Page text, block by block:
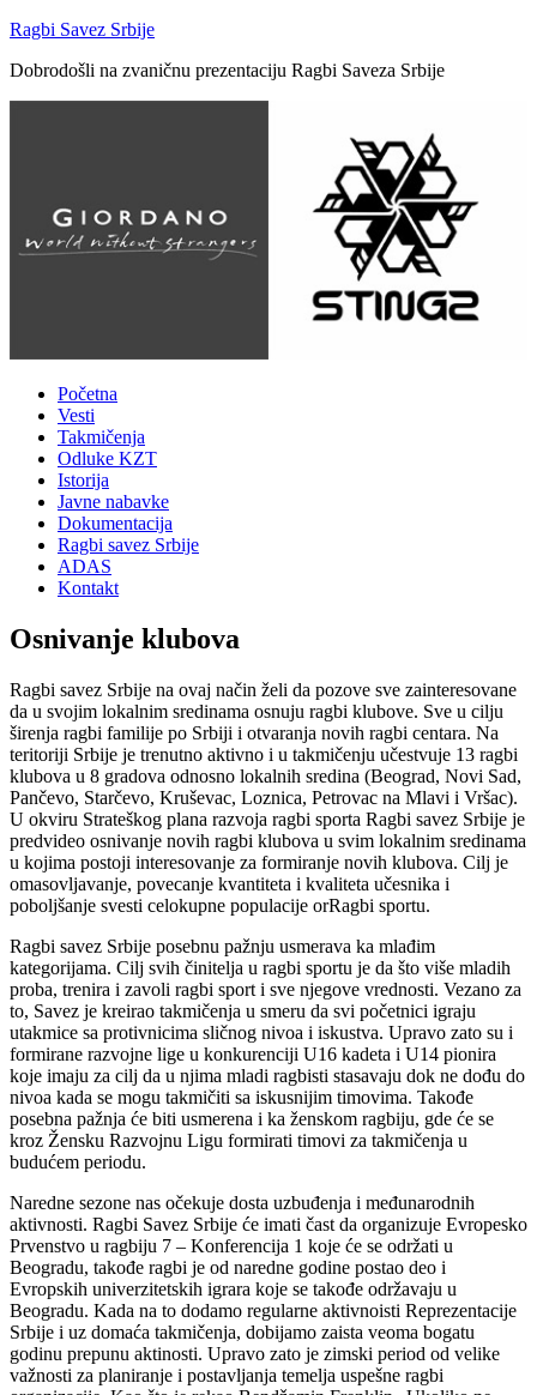
Ragbi Savez Srbije
Dobrodošli na zvaničnu prezentaciju Ragbi Saveza Srbije
Početna
Vesti
Takmičenja
Odluke KZT
Istorija
Javne nabavke
Dokumentacija
Ragbi savez Srbije
ADAS
Kontakt
Osnivanje klubova
Ragbi savez Srbije na ovaj način želi da pozove sve zainteresovane
da u svojim lokalnim sredinama osnuju ragbi klubove. Sve u cilju
širenja ragbi familije po Srbiji i otvaranja novih ragbi centara. Na
teritoriji Srbije je trenutno aktivno i u takmičenju učestvuje 13 ragbi
klubova u 8 gradova odnosno lokalnih sredina (Beograd, Novi Sad,
Pančevo, Starčevo, Kruševac, Loznica, Petrovac na Mlavi i Vršac).
U okviru Strateškog plana razvoja ragbi sporta Ragbi savez Srbije je
predvideo osnivanje novih ragbi klubova u svim lokalnim sredinama
u kojima postoji interesovanje za formiranje novih klubova. Cilj je
omasovljavanje, povecanje kvantiteta i kvaliteta učesnika i
poboljšanje svesti celokupne populacije orRagbi sportu.
Ragbi savez Srbije posebnu pažnju usmerava ka mlađim
kategorijama. Cilj svih činitelja u ragbi sportu je da što više mladih
proba, trenira i zavoli ragbi sport i sve njegove vrednosti. Vezano za
to, Savez je kreirao takmičenja u smeru da svi početnici igraju
utakmice sa protivnicima sličnog nivoa i iskustva. Upravo zato su i
formirane razvojne lige u konkurenciji U16 kadeta i U14 pionira
koje imaju za cilj da u njima mladi ragbisti stasavaju dok ne dođu do
nivoa kada se mogu takmičiti sa iskusnijim timovima. Takođe
posebna pažnja će biti usmerena i ka ženskom ragbiju, gde će se
kroz Žensku Razvojnu Ligu formirati timovi za takmičenja u
budućem periodu.
Naredne sezone nas očekuje dosta uzbuđenja i međunarodnih
aktivnosti. Ragbi Savez Srbije će imati čast da organizuje Evropesko
Prvenstvo u ragbiju 7 – Konferencija 1 koje će se održati u
Beogradu, takođe ragbi je od naredne godine postao deo i
Evropskih univerzitetskih igrara koje se takođe održavaju u
Beogradu. Kada na to dodamo regularne aktivnoisti Reprezentacije
Srbije i uz domaća takmičenja, dobijamo zaista veoma bogatu
godinu prepunu aktinosti. Upravo zato je zimski period od velike
važnosti za planiranje i postavljanja temelja uspešne ragbi